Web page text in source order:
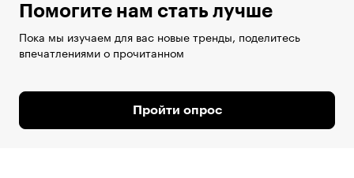
Помогите нам стать лучше
Пока мы изучаем для вас новые тренды, поделитесь
впечатлениями о прочитанном
Пройти опрос